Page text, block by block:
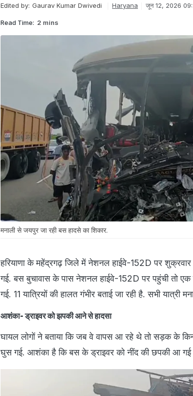
Edited by: Gaurav Kumar Dwivedi Haryana जून 12, 2026
Read Time: 2 mins
मनाली से जयपुर जा रही बस हादसे का शिकार.
हरियाणा के महेंद्रगढ़ जिले में नेशनल हाईवे-152D पर
गई. बस बुचावास के पास नेशनल हाईवे-152D पर पहुंची तो
गई. 11 यात्रियों की हालत गंभीर बताई जा रही है. सभी यात्री
आशंका- ड्राइवर को झपकी आने से हादसा
घायल लोगों ने बताया कि जब वे वापस आ रहे थे तो सड़क के
घुस गई. आशंका है कि बस के ड्राइवर को नींद की छपकी आ गई